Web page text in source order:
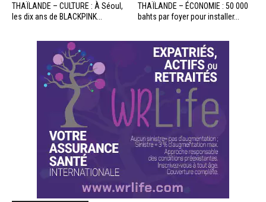
THAÏLANDE – CULTURE : À Séoul,
les dix ans de BLACKPINK...
THAÏLANDE – ÉCONOMIE : 50 000
bahts par foyer pour installer...